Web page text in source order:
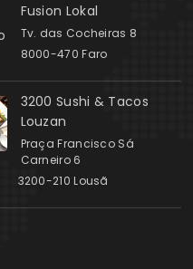
Fusion Lokal
Tv. das Cocheiras 8
8000-470 Faro
3200 Sushi & Tacos
Louzan
Praça Francisco Sá
Carneiro 6
3200-210 Lousã